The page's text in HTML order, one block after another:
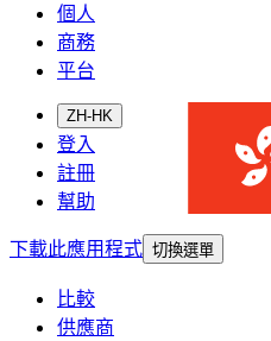
個人
商務
平台
ZH-HK
登入
註冊
幫助
下載此應用程式 切換選單
比較
供應商